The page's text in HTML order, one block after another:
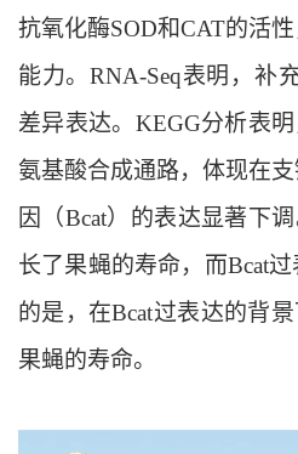
抗氧化酶SOD和CAT的活
能力。RNA-Seq表明，补
差异表达。KEGG分析表
氨基酸合成通路，体现在
因（Bcat）的表达显著下
长了果蝇的寿命，而Bcat过
的是，在Bcat过表达的背
果蝇的寿命。